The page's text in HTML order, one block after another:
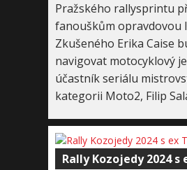
Pražského rallysprintu
fanouškům opravdovou
Zkušeného Erika Caise
navigovat motocyklový
účastník seriálu
kategorii Moto2, Filip
Rally Kozojedy 2024 s